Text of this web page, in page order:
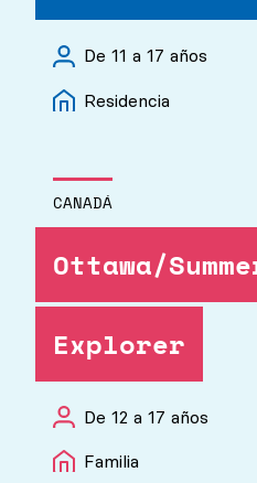
De 11 a 17 años
Residencia
CANADÁ
Ottawa/
Explorer
De 12 a 17 años
Familia